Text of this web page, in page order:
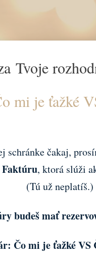
Tvoje
mi je ťažké
schránke čakaj,
Faktúru, ktorá slúži
(Tú už neplatíš.)
budeš mať
Čo mi je ťažké VS